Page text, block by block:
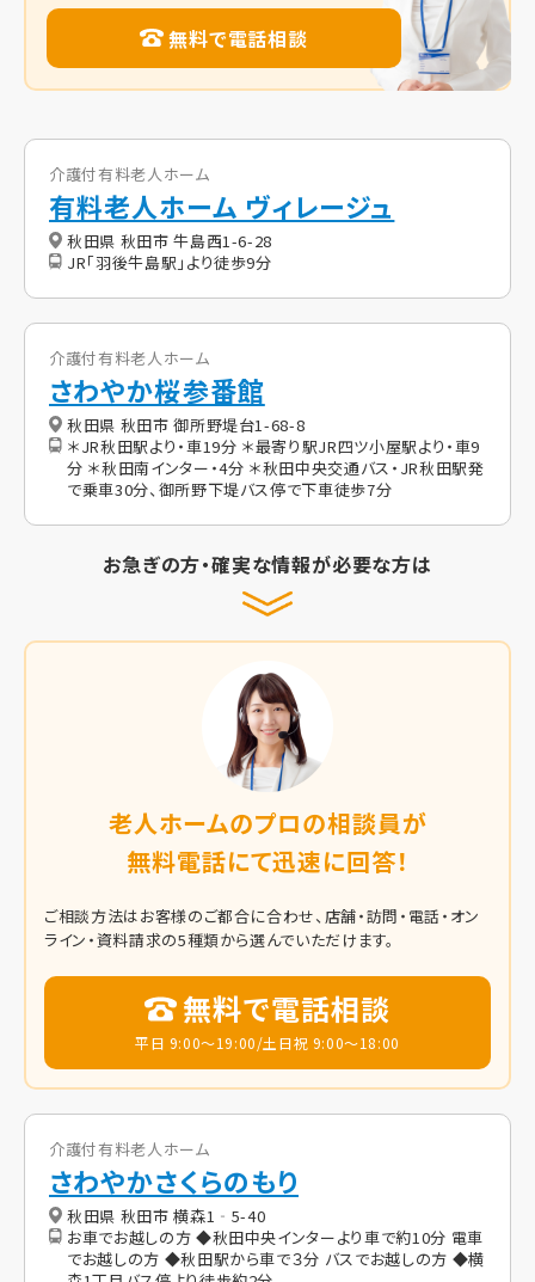
無料で電話相談
介護付有料老人ホーム
有料老人ホーム ヴィレージュ
秋田県 秋田市 牛島西1-6-28
JR｢羽後牛島駅｣より徒歩9分
介護付有料老人ホーム
さわやか桜参番館
秋田県 秋田市 御所野堤台1-68-8
＊JR秋田駅より・車19分 ＊最寄り駅JR四ツ小屋駅より・車9
分 ＊秋田南インター・4分 ＊秋田中央交通バス・JR秋田駅発
で乗車30分、御所野下堤バス停で下車徒歩7分
お急ぎの方・確実な情報が必要な方は
老人ホームのプロの相談員が
無料電話にて迅速に回答！
ご相談方法はお客様のご都合に合わせ、店舗・訪問・電話・オン
ライン・資料請求の5種類から選んでいただけます。
無料で電話相談
平日 9:00～19:00/土日祝 9:00～18:00
介護付有料老人ホーム
さわやかさくらのもり
秋田県 秋田市 横森1‐5-40
お車でお越しの方 ◆秋田中央インターより車で約10分 電車
でお越しの方 ◆秋田駅から車で３分 バスでお越しの方 ◆横